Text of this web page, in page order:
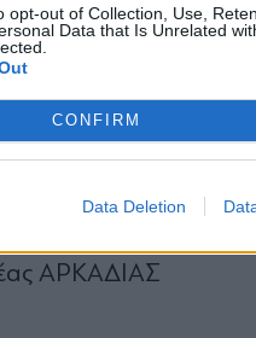
opt-out of Collection, Use,
Data that Is Unrelated
CONFIRM
Data Deletion
Β2' ΔΥΤΙΚΟΥ
ΤΟΜΕΑ ΑΘΗΝΩΝ
Α΄ΑΝΑΤΟΛΙΚΗΣ
ΑΡΚΑΔΙΑΣ